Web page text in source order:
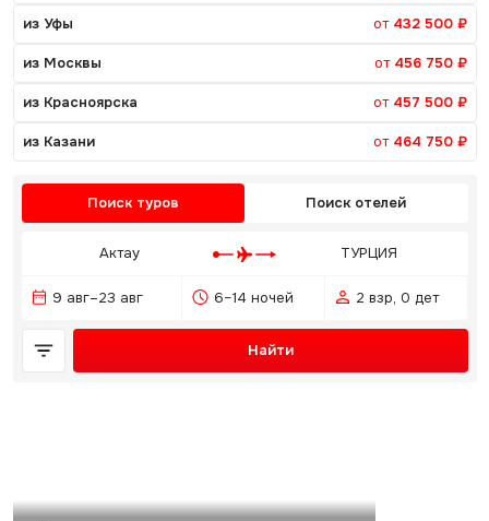
из Уфы от 432 500 ₽
из Москвы от 456 750 ₽
из Красноярска от 457 500 ₽
из Казани от 464 750 ₽
Поиск туров Поиск отелей
Актау ТУРЦИЯ
9 авг–23 авг 6–14 ночей 2 взр, 0 дет
Найти